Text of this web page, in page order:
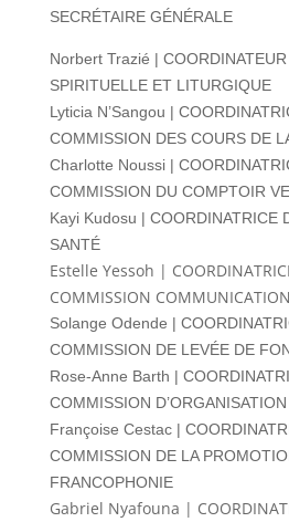
SECRÉTAIRE GÉNÉRALE
Norbert Trazié |
SPIRITUELLE ET LITURGIQUE
Lyticia N’Sangou |
COMMISSION DES COURS DE
Charlotte Noussi |
COMMISSION DU COMPTOIR
Kayi Kudosu | COORDINATRICE
SANTÉ
Estelle Yessoh |
COMMISSION COMMUNICATION
Solange Odende |
COMMISSION DE LEVÉE DE
Rose-Anne Barth |
COMMISSION
Françoise Cestac |
COMMISSION DE LA
FRANCOPHONIE
Gabriel Nyafouna |